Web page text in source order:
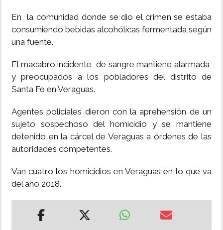
En la comunidad donde se dio el crimen se estaba
consumiendo bebidas alcohólicas fermentada,según
una fuente.
El macabro incidente de sangre mantiene alarmada
y preocupados a los pobladores del distrito de
Santa Fe en Veraguas.
Agentes policiales dieron con la aprehensión de un
sujeto sospechoso del homicidio y se mantiene
detenido en la cárcel de Veraguas a órdenes de las
autoridades competentes.
Van cuatro los homicidios en Veraguas en lo que va
del año 2018.